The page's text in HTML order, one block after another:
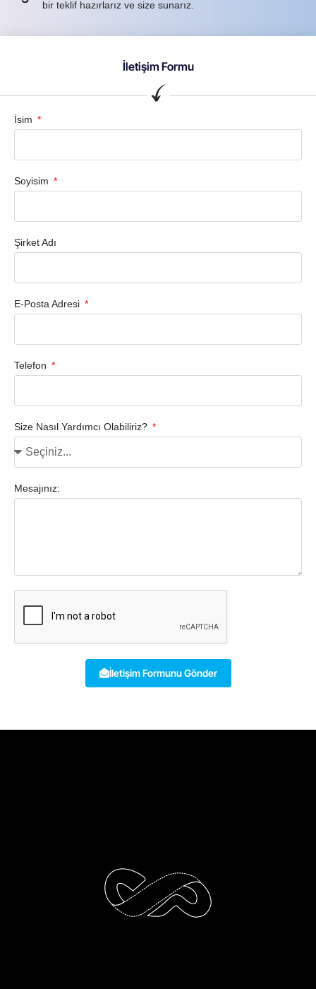
bir teklif hazırlarız ve size sunarız.
İletişim Formu
İsim
Soyisim
Şirket Adı
E-Posta Adresi
Telefon
Size Nasıl Yardımcı Olabiliriz?
Mesajınız:
İletişim Formunu Gönder